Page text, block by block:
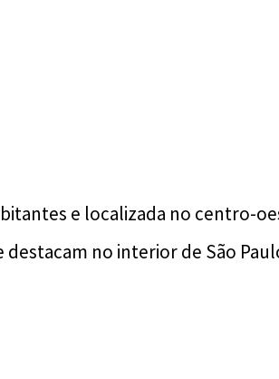
e localizada no centro-
destacam no interior de São